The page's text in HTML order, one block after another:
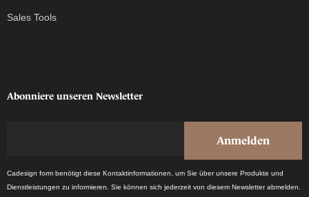
Sales Tools
Abonniere unseren Newsletter
Cadesign form benötigt diese Kontaktinformationen, um Sie über unsere Produkte und
Dienstleistungen zu informieren. Sie können sich jederzeit von diesem Newsletter abmelden.